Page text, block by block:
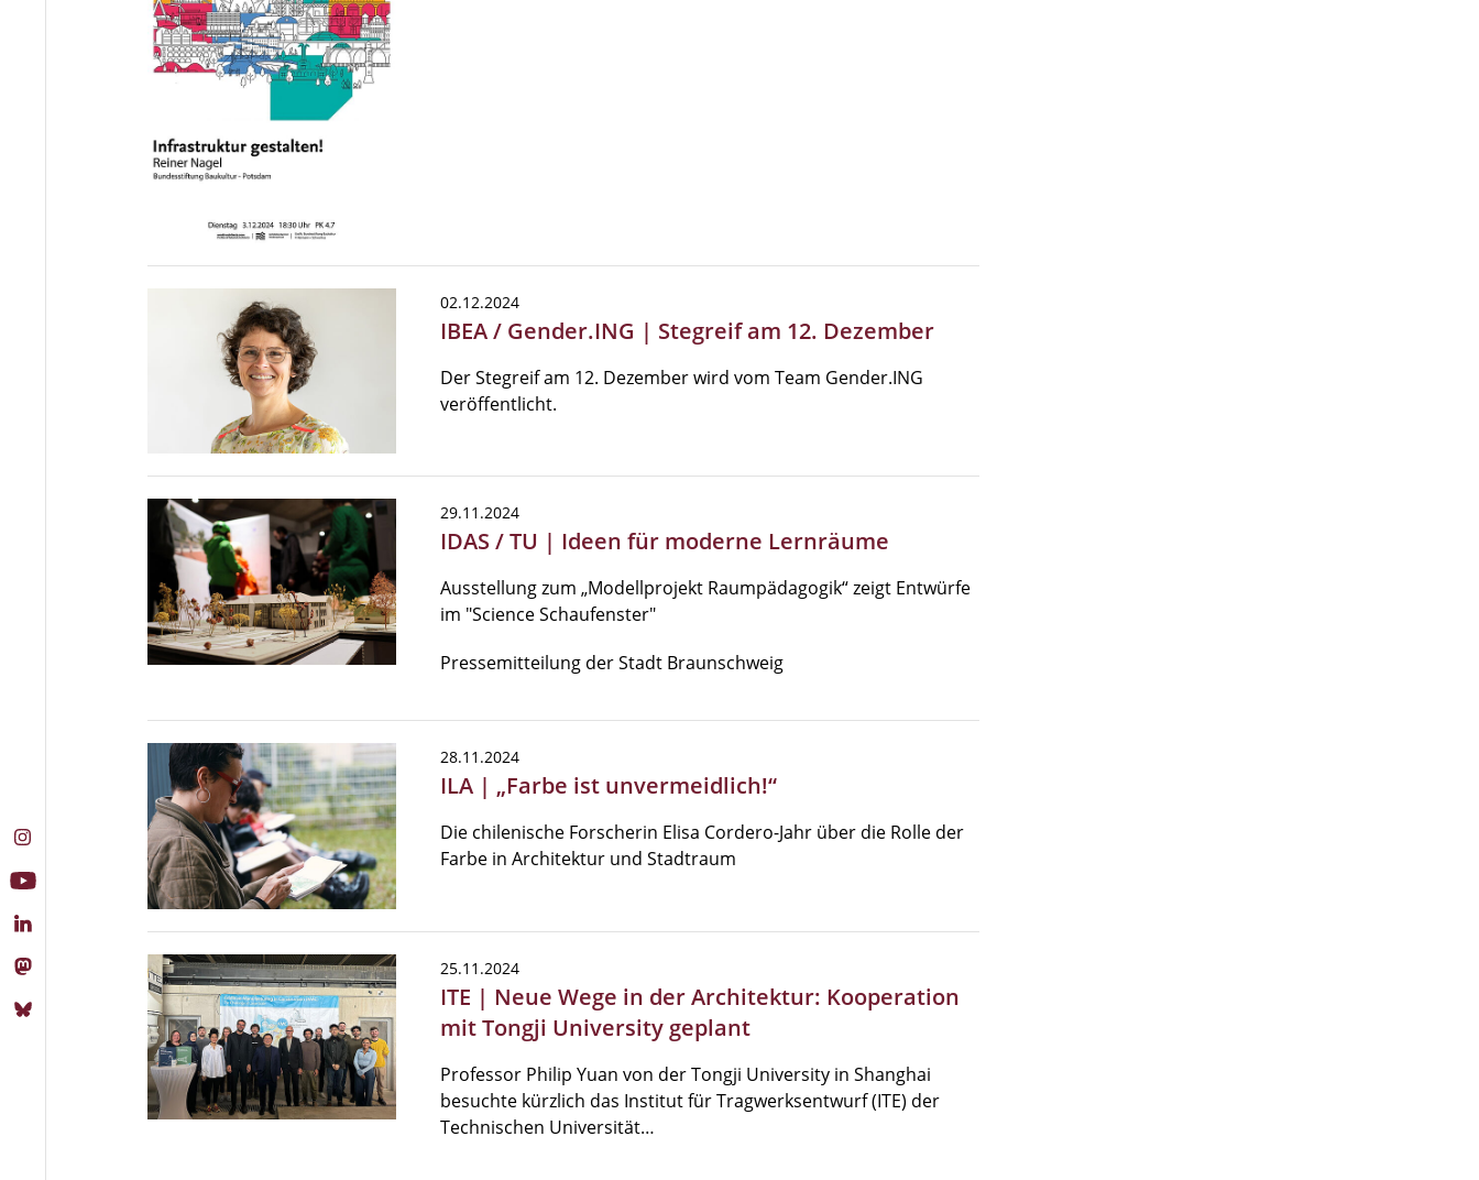
02.12.2024
IBEA / Gender.ING | Stegreif am 12. Dezember
Der Stegreif am 12. Dezember wird vom Team Gender.ING
veröffentlicht.
29.11.2024
IDAS / TU | Ideen für moderne Lernräume
Ausstellung zum „Modellprojekt Raumpädagogik“ zeigt Entwürfe
im "Science Schaufenster"
Pressemitteilung der Stadt Braunschweig
28.11.2024
ILA | „Farbe ist unvermeidlich!“
Die chilenische Forscherin Elisa Cordero-Jahr über die Rolle der
Farbe in Architektur und Stadtraum
25.11.2024
ITE | Neue Wege in der Architektur: Kooperation
mit Tongji University geplant
Professor Philip Yuan von der Tongji University in Shanghai
besuchte kürzlich das Institut für Tragwerksentwurf (ITE) der
Technischen Universität…